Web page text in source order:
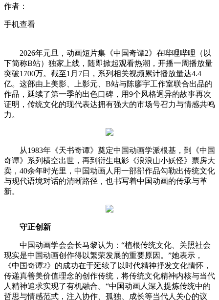
作者：
手机查看
2026年元旦，动画短片集《中国奇谭2》在哔哩哔哩（以
下简称B站）独家上线，随即掀起观看热潮，开播一周播放量
突破1700万。截至1月7日，系列相关视频累计播放量达4.4
亿。这部由上美影、上影元、B站与陈廖宇工作室联合出品的
作品，延续了第一季的出色口碑，用9个风格迥异的故事再次
证明，传统文化的现代表达拥有强大的市场号召力与情感共鸣
力。
从1983年《天书奇谭》奠定中国动画学派根基，到《中国
奇谭》系列横空出世，再到衍生电影《浪浪山小妖怪》票房大
卖，40余年时光里，中国动画人用一部部作品勾勒出传统文化
与现代语境对话的清晰路径，也书写着中国动画的传承与革
新。
守正创新
中国动画学会会长马黎认为：“植根传统文化、关照社会
现实是中国动画创作得以繁荣发展的重要原因。”她表示，
《中国奇谭2》的成功在于延续了以时代精神抒发文化情怀，
传递真善美价值理念的创作传统，将传统文化精神内核与当代
人精神追求实现了有机融合。“中国动画人深入提炼传统中的
哲思与情感范式，注入协作、孤独、成长等当代人关心的议